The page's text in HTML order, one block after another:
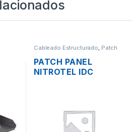
Cableado Estructurado, Patch
PATCH PANEL
NITROTEL IDC